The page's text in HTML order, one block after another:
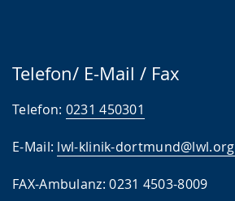
Telefon/ E-Mail / Fax
Telefon: 0231 450301
E-Mail: lwl-klinik-dortmund@lwl.org
FAX-Ambulanz: 0231 4503-8009